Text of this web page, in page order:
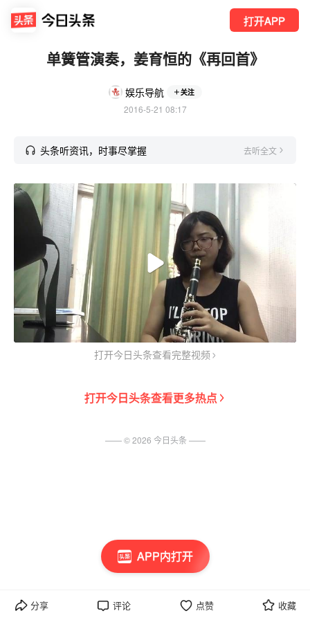
打开APP
APP内打开
单簧管演奏，姜育恒的《再回首》
娱乐导航 关注
2016-5-21 08:17
头条听资讯，时事尽掌握 去听全文
打开今日头条查看完整视频
打开今日头条查看更多热点
分享 评论 点赞 收藏
—— ©2026 今日头条 ——